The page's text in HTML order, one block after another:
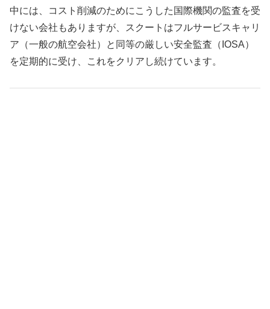
中には、コスト削減のためにこうした国際機関の監査を受
けない会社もありますが、スクートはフルサービスキャリ
ア（一般の航空会社）と同等の厳しい安全監査（IOSA）
を定期的に受け、これをクリアし続けています。